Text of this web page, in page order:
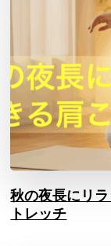
秋の夜長にリ
トレッチ